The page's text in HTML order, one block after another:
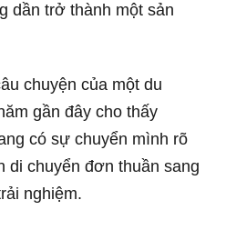
dần trở thành một sản
chuyện của một du
gần đây cho thấy
có sự chuyển mình rõ
di chuyển đơn thuần sang
nghiệm.